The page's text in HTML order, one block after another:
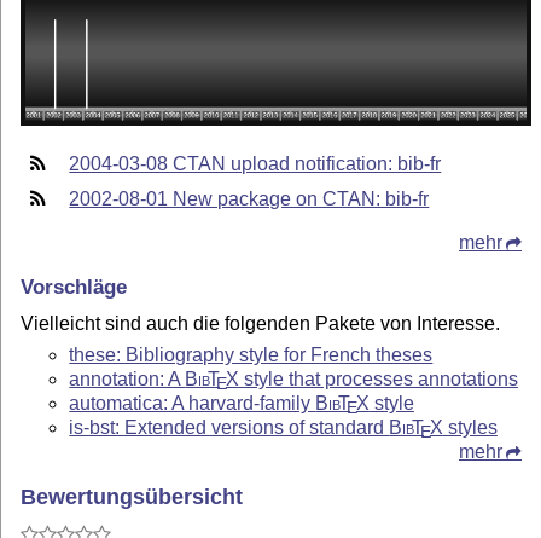
2004-03-08 CTAN upload notification: bib-fr
2002-08-01 New package on CTAN: bib-fr
mehr
Vorschläge
Vielleicht sind auch die folgenden Pakete von Interesse.
these: Bibliography style for French theses
annotation: A BibTEX style that processes annotations
automatica: A harvard-family BibTEX style
is-bst: Extended versions of standard BibTEX styles
mehr
Bewertungsübersicht